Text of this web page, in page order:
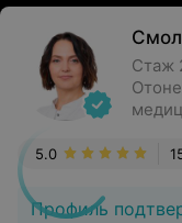
Стаж
Профиль
5.0